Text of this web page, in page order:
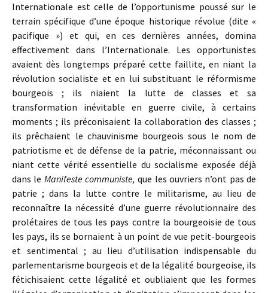
Internationale est celle de l’opportunisme poussé sur le
terrain spécifique d’une époque historique révolue (dite «
pacifique ») et qui, en ces dernières années, domina
effectivement dans l’Internationale. Les opportunistes
avaient dès longtemps préparé cette faillite, en niant la
révolution socialiste et en lui substituant le réformisme
bourgeois ; ils niaient la lutte de classes et sa
transformation inévitable en guerre civile, à certains
moments ; ils préconisaient la collaboration des classes ;
ils prêchaient le chauvinisme bourgeois sous le nom de
patriotisme et de défense de la patrie, méconnaissant ou
niant cette vérité essentielle du socialisme exposée déjà
dans le Manifeste communiste,que les ouvriers n’ont pas de
patrie ; dans la lutte contre le militarisme, au lieu de
reconnaître la nécessité d’une guerre révolutionnaire des
prolétaires de tous les pays contre la bourgeoisie de tous
les pays, ils se bornaient à un point de vue petit-bourgeois
et sentimental ; au lieu d’utilisation indispensable du
parlementarisme bourgeois et de la légalité bourgeoise, ils
fétichisaient cette légalité et oubliaient que les formes